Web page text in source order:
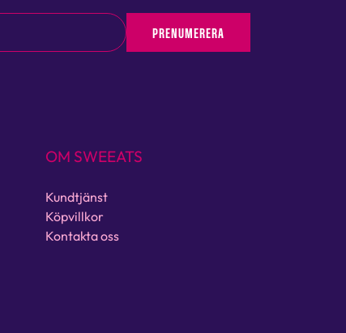
PRENUMERERA
OM SWEEATS
Kundtjänst
Köpvillkor
Kontakta oss